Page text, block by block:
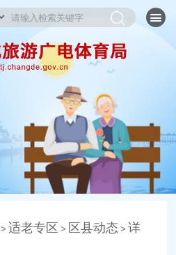
> 适老专区 > 区县动态 > 详